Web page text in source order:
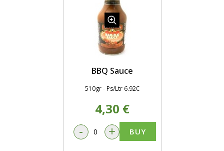
BBQ Sauce
510gr - Ps/Ltr 6.92€
4,30 €
- + BUY